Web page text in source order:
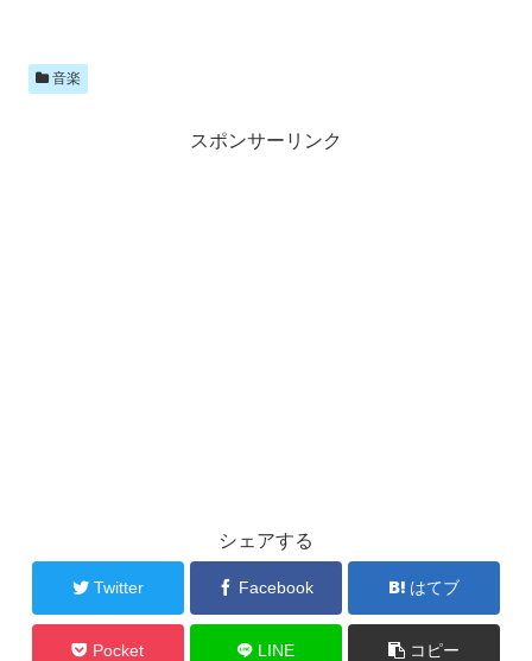
音楽
スポンサーリンク
シェアする
Twitter Facebook はてブ
Pocket LINE コピー